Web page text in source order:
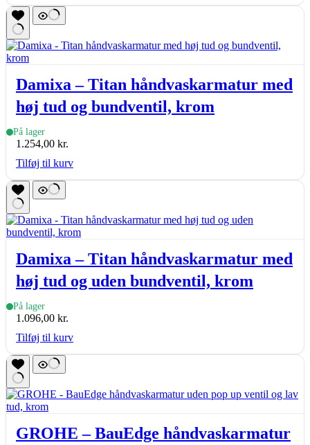
Damixa – Titan håndvaskarmatur med
høj tud og bundventil, krom
På lager
1.254,00 kr.
Tilføj til kurv
Damixa – Titan håndvaskarmatur med
høj tud og uden bundventil, krom
På lager
1.096,00 kr.
Tilføj til kurv
GROHE – BauEdge håndvaskarmatur